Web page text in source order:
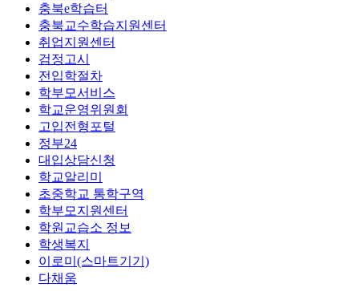
충북e학습터
충북교수학습지원센터
취업지원센터
검정고시
전입학절차
학부모서비스
학교운영위원회
고입전형포털
정부24
대입상담신청
학교알리미
초중학교 통학구역
학부모지원센터
학원교습소 정보
학생복지
이로미(스마트기기)
다채움